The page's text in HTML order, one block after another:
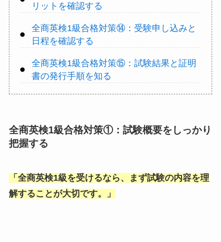
リットを確認する
全商英検1級合格対策⑭：受験申し込みと
日程を確認する
全商英検1級合格対策⑮：試験結果と証明
書の発行手順を知る
全商英検1級合格対策①：試験概要をしっかり
把握する
「 全商英検1級を受けるなら、まず試験の内容を理
解することが大切です。
」